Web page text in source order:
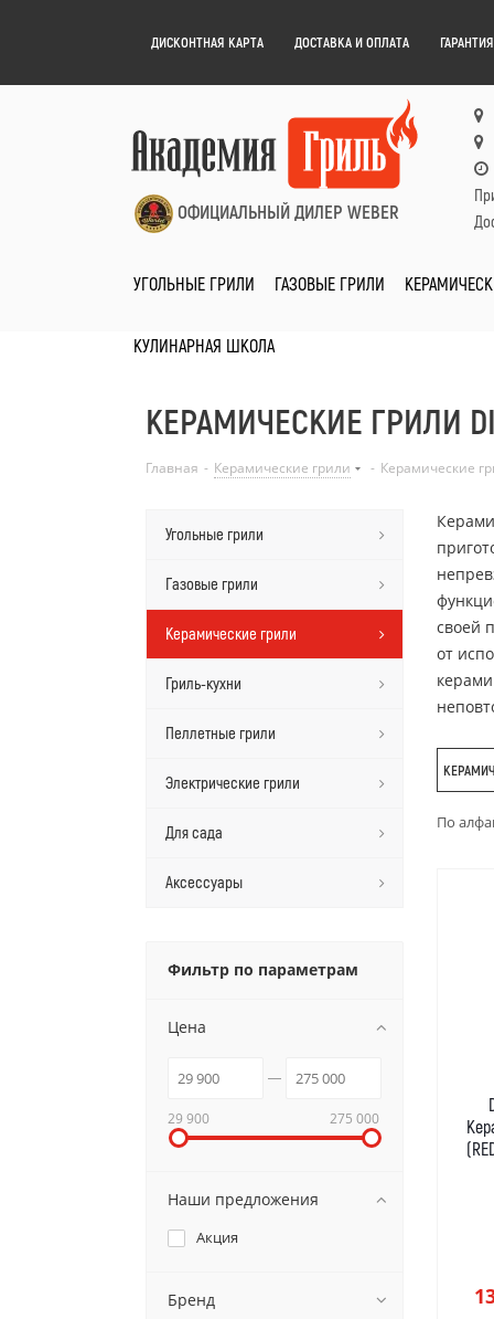
ДИСКОНТНАЯ КАРТА ДОСТАВКА И ОПЛАТА
ОФИЦИАЛЬНЫЙ ДИЛЕР WEBER
УГОЛЬНЫЕ ГРИЛИ ГАЗОВЫЕ ГРИЛИ
КУЛИНАРНАЯ ШКОЛА
КЕРАМИЧЕСКИЕ ГРИЛИ
Главная - Керамические грили - Керамические
своей
от
По
Угольные грили
Газовые грили
Керамические грили
Гриль-кухни
Пеллетные грили
Электрические грили
Для сада
Аксессуары
Фильтр по параметрам
Цена
29 900 275 000
Наши предложения
Акция
Бренд